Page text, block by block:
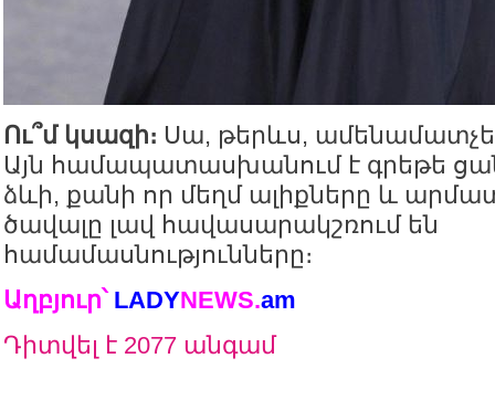
Ու՞մ կսազի։ Սա, թերևս,
Այն համապատասխանում է գրեթե
ձևի, քանի որ մեղմ ալիքները և
ծավալը լավ հավասարակշռում են
համամասնությունները։
Աղբյուր՝ LADYNEWS.am
Դիտվել է 2077 անգամ